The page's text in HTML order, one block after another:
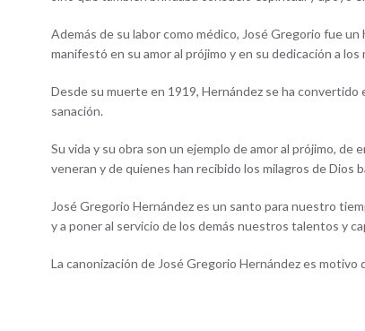
Además de su labor como médico, José Gregorio fue
manifestó en su amor al prójimo y en su dedicación a los
Desde su muerte en 1919, Hernández se ha convertido
sanación.
Su vida y su obra son un ejemplo de amor al prójimo,
veneran y de quienes han recibido los milagros de Dios
José Gregorio Hernández es un santo para nuestro
y a poner al servicio de los demás nuestros talentos y
La canonización de José Gregorio Hernández es